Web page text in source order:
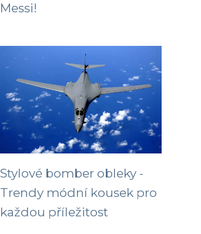
Messi!
Stylové bomber obleky -
Trendy módní kousek pro
každou příležitost